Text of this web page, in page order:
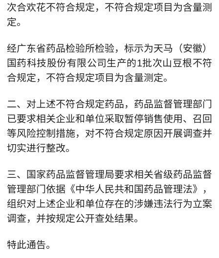
次合欢花不符合规定，不符合规定项目为含量测
定。
经广东省药品检验所检验，标示为天马（安徽）
国药科技股份有限公司生产的1批次山豆根不符
合规定，不符合规定项目为含量测定。
二、对上述不符合规定药品，药品监督管理部门
已要求相关企业和单位采取暂停销售使用、召回
等风险控制措施，对不符合规定原因开展调查并
切实进行整改。
三、国家药品监督管理局要求相关省级药品监督
管理部门依据《中华人民共和国药品管理法》，
组织对上述企业和单位存在的涉嫌违法行为立案
调查，并按规定公开查处结果。
特此通告。